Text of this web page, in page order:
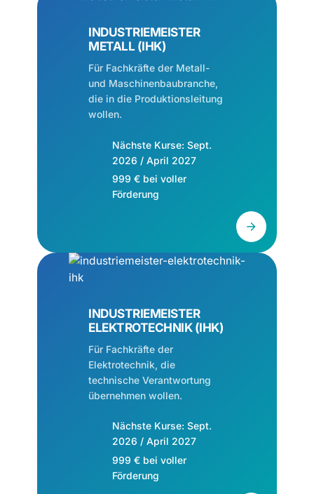
INDUSTRIEMEISTER
METALL (IHK)
Für Fachkräfte der Metall-
und Maschinenbaubranche,
die in die Produktionsleitung
wollen.
Nächste Kurse: Sept.
2026 / April 2027
999 € bei voller
Förderung
INDUSTRIEMEISTER
ELEKTROTECHNIK (IHK)
Für Fachkräfte der
Elektrotechnik, die
technische Verantwortung
übernehmen wollen.
Nächste Kurse: Sept.
2026 / April 2027
999 € bei voller
Förderung